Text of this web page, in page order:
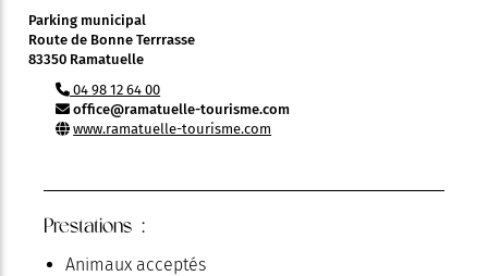
Parking municipal
Route de Bonne Terrrasse
83350 Ramatuelle
04 98 12 64 00
office@ramatuelle-tourisme.com
www.ramatuelle-tourisme.com
Prestations :
Animaux acceptés